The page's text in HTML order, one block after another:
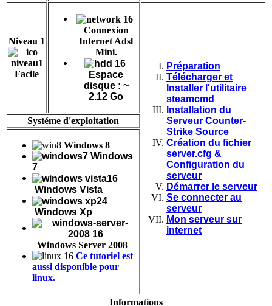
Niveau 1
Facile
Connexion
Internet Adsl
Mini.
Espace
disque : ~
2.12 Go
Préparation
Télécharger et
Installer l'utilitaire
steamcmd
Installation du
Serveur Counter-
Strike Source
Création du fichier
server.cfg &
Configuration du
serveur
Démarrer le serveur
Se connecter au
serveur
Mon serveur sur
internet
Systéme d'exploitation
Windows 8
Windows
7
Windows Vista
Windows Xp
Windows Server 2008
Ce tutoriel est
aussi disponible pour
linux.
Informations